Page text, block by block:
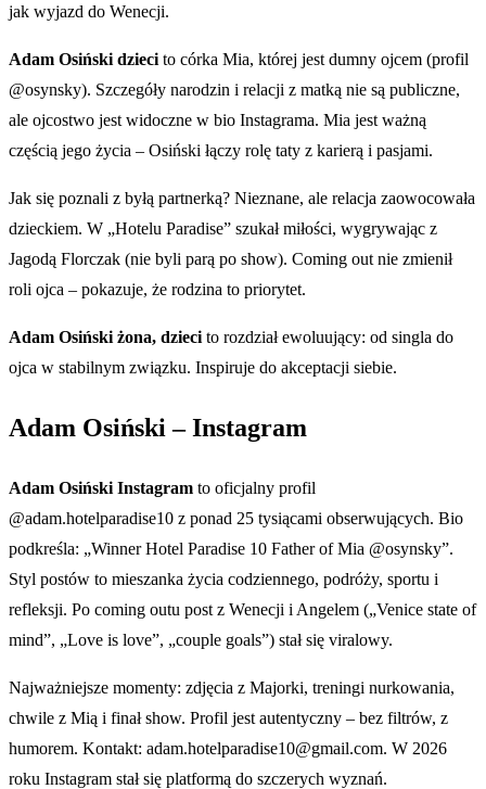
jak wyjazd do Wenecji.
Adam Osiński dzieci to córka Mia, której jest dumny ojcem (profil
@osynsky). Szczegóły narodzin i relacji z matką nie są publiczne,
ale ojcostwo jest widoczne w bio Instagrama. Mia jest ważną
częścią jego życia – Osiński łączy rolę taty z karierą i pasjami.
Jak się poznali z byłą partnerką? Nieznane, ale relacja zaowocowała
dzieckiem. W „Hotelu Paradise” szukał miłości, wygrywając z
Jagodą Florczak (nie byli parą po show). Coming out nie zmienił
roli ojca – pokazuje, że rodzina to priorytet.
Adam Osiński żona, dzieci to rozdział ewoluujący: od singla do
ojca w stabilnym związku. Inspiruje do akceptacji siebie.
Adam Osiński – Instagram
Adam Osiński Instagram to oficjalny profil
@adam.hotelparadise10 z ponad 25 tysiącami obserwujących. Bio
podkreśla: „Winner Hotel Paradise 10 Father of Mia @osynsky”.
Styl postów to mieszanka życia codziennego, podróży, sportu i
refleksji. Po coming outu post z Wenecji i Angelem („Venice state of
mind”, „Love is love”, „couple goals”) stał się viralowy.
Najważniejsze momenty: zdjęcia z Majorki, treningi nurkowania,
chwile z Mią i finał show. Profil jest autentyczny – bez filtrów, z
humorem. Kontakt: adam.hotelparadise10@gmail.com. W 2026
roku Instagram stał się platformą do szczerych wyznań.